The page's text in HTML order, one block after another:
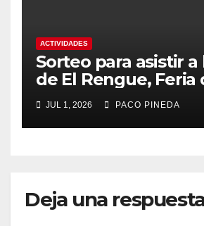
ACTIVIDADES
Sorteo para asistir a
de El Rengue, Feria
Málaga 2026
JUL 1, 2026 PACO PINEDA
Deja una